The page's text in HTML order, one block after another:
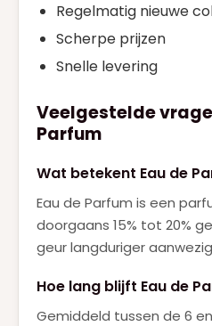
Regelmatig nieuwe
Scherpe prijzen
Snelle levering
Veelgestelde
Parfum
Wat betekent Eau de
Eau de Parfum is een
doorgaans 15% tot 20%
geur langduriger
Hoe lang blijft Eau de
Gemiddeld tussen de 6